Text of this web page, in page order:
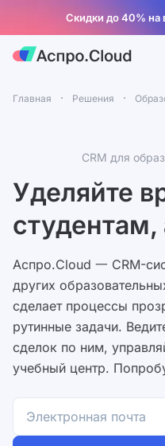
Скидки до 40% на
Главная Решения
CRM для
Уделяйте
студентам,
Аспро.Cloud 一 CRM-
других
сделает процессы
рутинные задачи.
сделок по ним,
учебный центр.